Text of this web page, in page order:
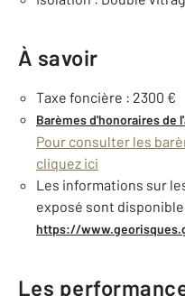
À savoir
Taxe foncière : 2300 €
Barèmes d'honoraires de
Pour consulter les
cliquez ici
Les informations sur
exposé sont
https://
Les